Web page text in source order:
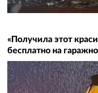
«Получила этот
бесплатно на